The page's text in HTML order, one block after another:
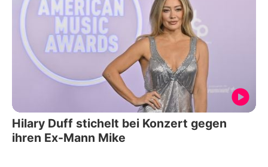
Hilary Duff stichelt bei Konzert gegen
ihren Ex-Mann Mike